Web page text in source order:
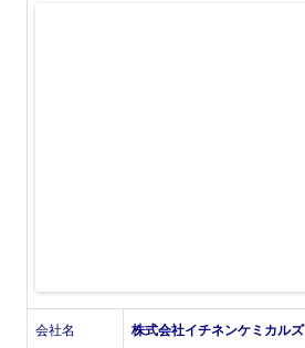
会社名
株式会社イチネンケミカルズ